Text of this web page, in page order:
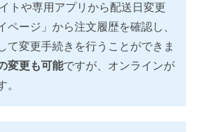
トや専用アプリから配送日変更
ページ」から注文履歴を確認し、
て変更手続きを行うことができま
変更も可能ですが、オンラインが
。